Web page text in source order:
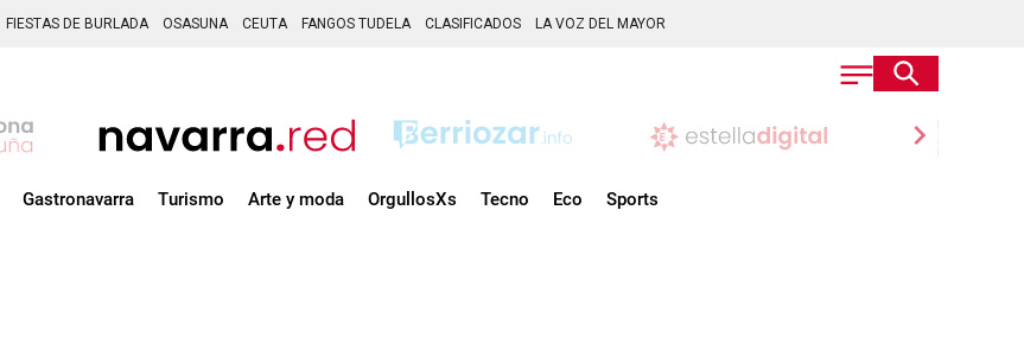
FIESTAS DE BURLADA OSASUNA CEUTA FANGOS TUDELA CLASIFICADOS LA VOZ DEL MAYOR
chevron_right
Gastronavarra Turismo Arte y moda OrgullosXs Tecno Eco Sports